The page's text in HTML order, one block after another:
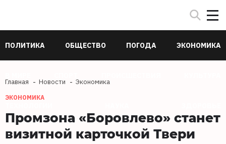
ПОЛИТИКА ОБЩЕСТВО ПОГОДА ЭКОНОМИКА
Главная Новости Экономика
ЭКОНОМИКА
Промзона «Боровлево» станет
визитной карточкой Твери